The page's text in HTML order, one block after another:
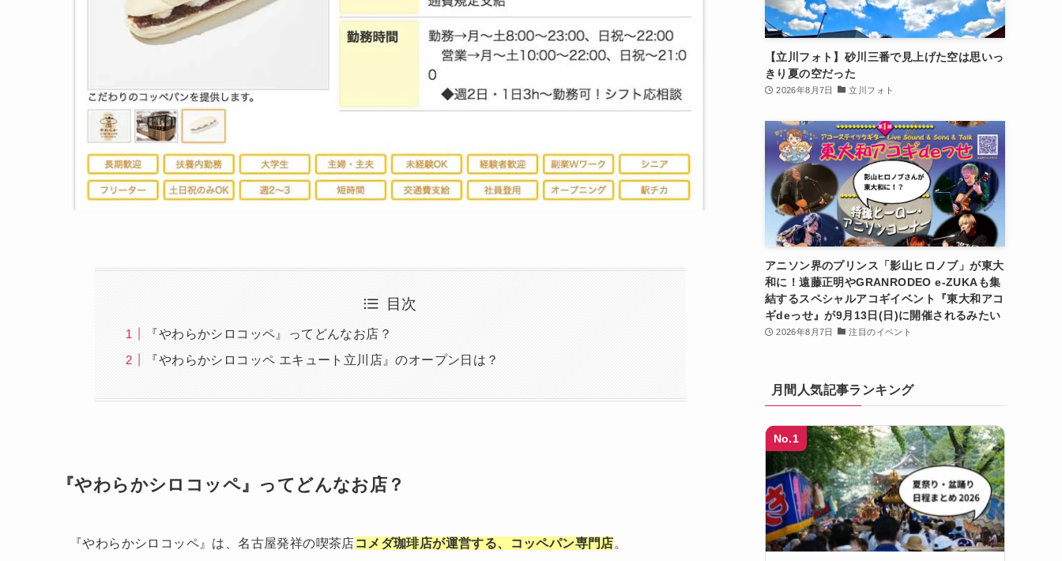
目次
『やわらかシロコッペ』ってどんなお店？
『やわらかシロコッペ エキュート立川店』のオープン日は？
『やわらかシロコッペ』ってどんなお店？
『やわらかシロコッペ』は、名古屋発祥の喫茶店コメダ珈琲店が運営する、コッペパン専門店。
【立川フォト】砂川三番で見上げた空は思いっ
きり夏の空だった
2026年8月7日 立川フォト
アニソン界のプリンス「影山ヒロノブ」が東大
和に！遠藤正明やGRANRODEO e-ZUKAも集
結するスペシャルアコギイベント『東大和アコ
ギdeっせ』が9月13日(日)に開催されるみたい
2026年8月7日 注目のイベント
月間人気記事ランキング
No.1